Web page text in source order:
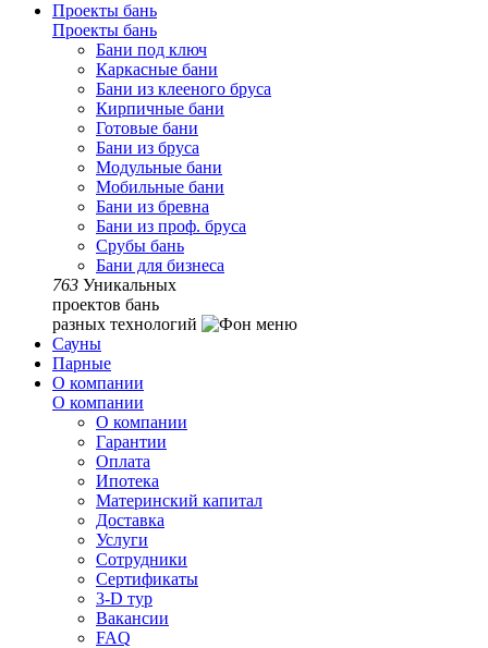
Проекты бань
Проекты бань
Бани под ключ
Каркасные бани
Бани из клееного бруса
Кирпичные бани
Готовые бани
Бани из бруса
Модульные бани
Мобильные бани
Бани из бревна
Бани из проф. бруса
Срубы бань
Бани для бизнеса
763 Уникальных
проектов бань
разных технологий
Сауны
Парные
О компании
О компании
О компании
Гарантии
Оплата
Ипотека
Материнский капитал
Доставка
Услуги
Сотрудники
Сертификаты
3-D тур
Вакансии
FAQ